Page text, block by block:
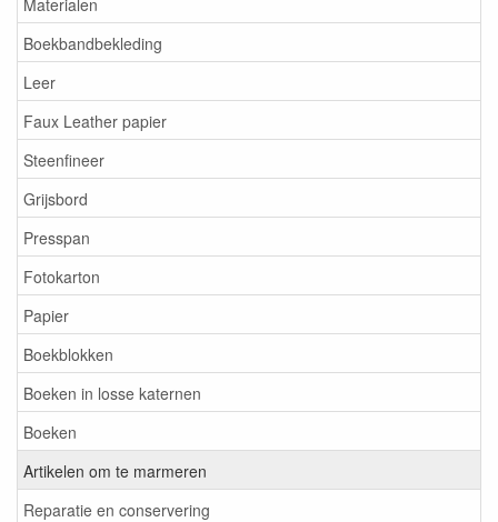
Boekbandbekleding
Leer
Faux Leather papier
Steenfineer
Grijsbord
Presspan
Fotokarton
Papier
Boekblokken
Boeken in losse katernen
Boeken
Artikelen om te marmeren
Reparatie en conservering